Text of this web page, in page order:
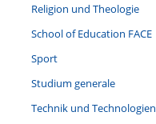
Religion und Theologie
School of Education FACE
Sport
Studium generale
Technik und Technologien